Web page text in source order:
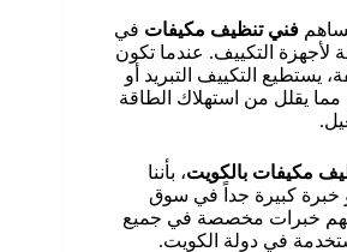
فني تنظيف مكيفات في
لأجهزة التكييف. عندما تكون
يستطيع التكييف التبريد أو
مما يقلل من استهلاك الطاقة
مكيفات بالكويت، بأننا
كبيرة جداً في سوق
خبرات مخصصة في جميع
في دولة الكويت.